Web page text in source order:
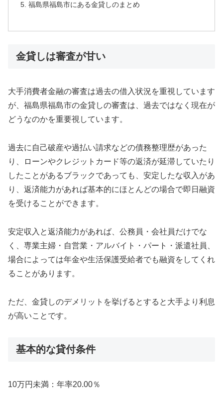
福島県福島市にある金貸しのまとめ
金貸しは審査が甘い
大手消費者金融の審査は過去の借入状況を重視しています
が、福島県福島市の金貸しの審査は、過去ではなく現在が
どうなのかを重要視しています。
過去に自己破産や過払い請求などの債務整理歴があった
り、ローンやクレジットカード等の返済が延滞していたり
したことがあるブラックであっても、安定したな収入があ
り、返済能力があれば基本的にほとんどの場合で即日融資
を受けることができます。
安定収入と返済能力があれば、公務員・会社員だけでな
く、専業主婦・自営業・アルバイト・パート・派遣社員、
場合によっては年金や生活保護受給者でも融資をしてくれ
ることがあります。
ただ、金貸しのデメリットを挙げるとすると大手より利息
が高いことです。
基本的な貸付条件
10万円未満：年率20.00％